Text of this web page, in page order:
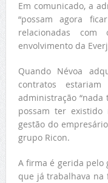
Em comunicado, a
“possam agora
relacionadas
envolvimento da
Quando Névoa
contratos
administração
possam ter existido
gestão do
grupo Ricon.
A firma é gerida pelo
que já trabalhava na